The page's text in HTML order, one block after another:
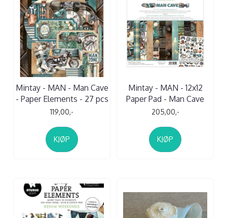
Mintay - MAN - Man Cave
- Paper Elements - 27 pcs
119,00,-
KJØP
Mintay - MAN - 12x12
Paper Pad - Man Cave
205,00,-
KJØP